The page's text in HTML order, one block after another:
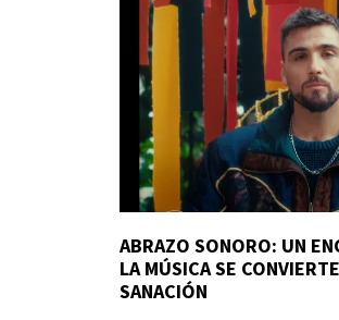
ABRAZO SONORO: UN
LA MÚSICA SE
SANACIÓN